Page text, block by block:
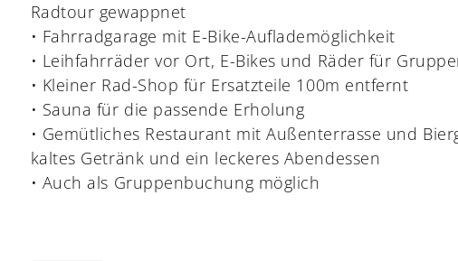
Radtour gewappnet
• Fahrradgarage mit E-Bike-Auflademöglichkeit
• Leihfahrräder vor Ort, E-Bikes und Räder für
• Kleiner Rad-Shop für Ersatzteile 100m entfernt
• Sauna für die passende Erholung
• Gemütliches Restaurant mit Außenterrasse und
kaltes Getränk und ein leckeres Abendessen
• Auch als Gruppenbuchung möglich